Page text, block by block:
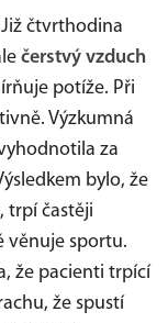
čtvrthodina
čerstvý vzduch
potíže. Při
Výzkumná
za
bylo, že
trpí častěji
věnuje sportu.
že pacienti trpící
že spustí